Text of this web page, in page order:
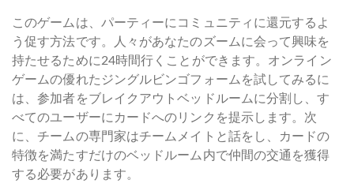
このゲームは、パーティーにコミュニティに還元するよ
う促す方法です。人々があなたのズームに会って興味を
持たせるために24時間行くことができます。オンライン
ゲームの優れたジングルビンゴフォームを試してみるに
は、参加者をブレイクアウトベッドルームに分割し、す
べてのユーザーにカードへのリンクを提示します。次
に、チームの専門家はチームメイトと話をし、カードの
特徴を満たすだけのベッドルーム内で仲間の交通を獲得
する必要があります。